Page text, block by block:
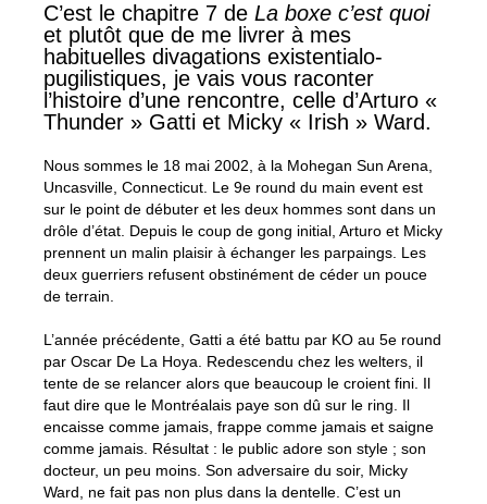
C’est le chapitre 7 de La boxe c’est quoi
et plutôt que de me livrer à mes
habituelles divagations existentialo-
pugilistiques, je vais vous raconter
l’histoire d’une rencontre, celle d’Arturo «
Thunder » Gatti et Micky « Irish » Ward.
Nous sommes le 18 mai 2002, à la Mohegan Sun Arena,
Uncasville, Connecticut. Le 9e round du main event est
sur le point de débuter et les deux hommes sont dans un
drôle d’état. Depuis le coup de gong initial, Arturo et Micky
prennent un malin plaisir à échanger les parpaings. Les
deux guerriers refusent obstinément de céder un pouce
de terrain.
L’année précédente, Gatti a été battu par KO au 5e round
par Oscar De La Hoya. Redescendu chez les welters, il
tente de se relancer alors que beaucoup le croient fini. Il
faut dire que le Montréalais paye son dû sur le ring. Il
encaisse comme jamais, frappe comme jamais et saigne
comme jamais. Résultat : le public adore son style ; son
docteur, un peu moins. Son adversaire du soir, Micky
Ward, ne fait pas non plus dans la dentelle. C’est un